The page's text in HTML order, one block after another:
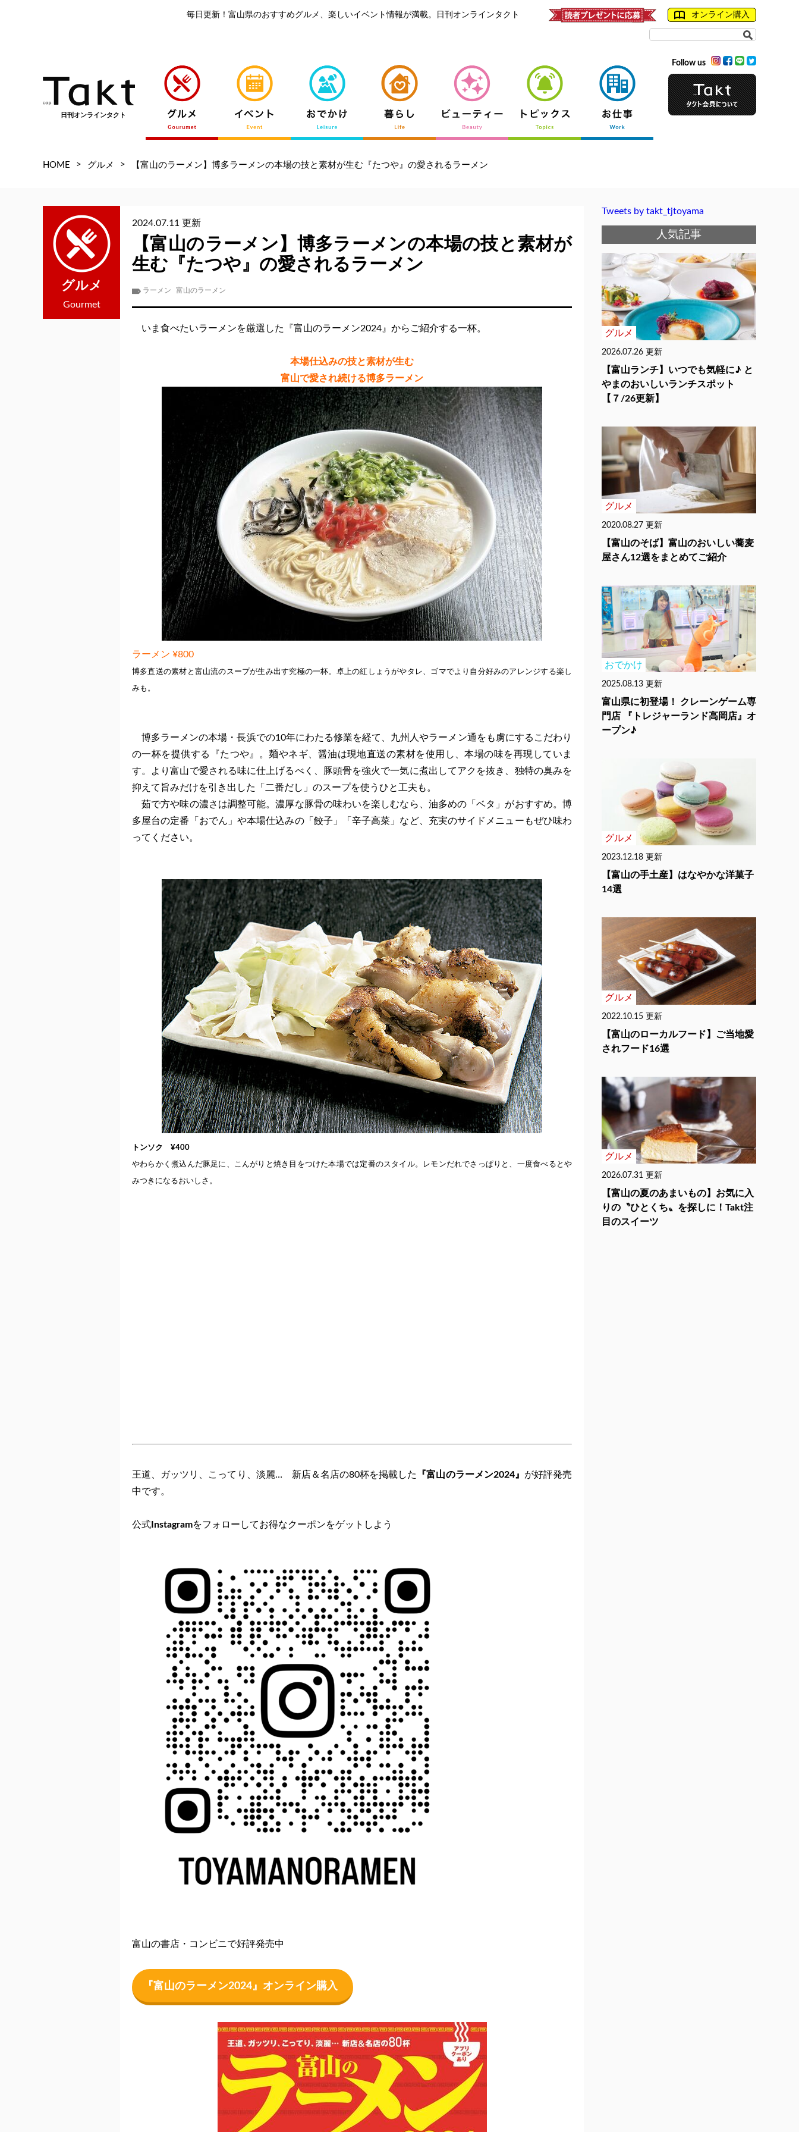
毎日更新！富山県のおすすめグルメ、楽しいイベント情報が満載。日刊オンラインタクト オンライン購入
日刊オンラインタクト
Follow us
HOME > グルメ > 【富山のラーメン】博多ラーメンの本場の技と素材が生む『たつや』の愛されるラーメン
グルメ
Gourmet
2024.07.11 更新
【富山のラーメン】博多ラーメンの本場の技と素材が
生む『たつや』の愛されるラーメン
ラーメン 富山のラーメン
いま食べたいラーメンを厳選した『富山のラーメン2024』からご紹介する一杯。
本場仕込みの技と素材が生む
富山で愛され続ける博多ラーメン
ラーメン ¥800
博多直送の素材と富山流のスープが生み出す究極の一杯。卓上の紅しょうがやタレ、ゴマでより自分好みのアレンジする楽し
みも。
博多ラーメンの本場・長浜での10年にわたる修業を経て、九州人やラーメン通をも虜にするこだわり
の一杯を提供する『たつや』。麺やネギ、醤油は現地直送の素材を使用し、本場の味を再現していま
す。より富山で愛される味に仕上げるべく、豚頭骨を強火で一気に煮出してアクを抜き、独特の臭みを
抑えて旨みだけを引き出した「二番だし」のスープを使うひと工夫も。
茹で方や味の濃さは調整可能。濃厚な豚骨の味わいを楽しむなら、油多めの「ベタ」がおすすめ。博
多屋台の定番「おでん」や本場仕込みの「餃子」「辛子高菜」など、充実のサイドメニューもぜひ味わ
ってください。
トンソク ¥400
やわらかく煮込んだ豚足に、こんがりと焼き目をつけた本場では定番のスタイル。レモンだれでさっぱりと、一度食べるとや
みつきになるおいしさ。
王道、ガッツリ、こってり、淡麗… 新店＆名店の80杯を掲載した 『富山のラーメン2024』 が好評発売
中です。
公式 Instagramをフォローしてお得なクーポンをゲットしよう
富山の書店・コンビニで好評発売中
『富山のラーメン2024』オンライン購入
Tweets by takt_tjtoyama
人気記事
グルメ
2026.07.26 更新
【富山ランチ】いつでも気軽に♪ と
やまのおいしいランチスポット
【７/26更新】
グルメ
2020.08.27 更新
【富山のそば】富山のおいしい蕎麦
屋さん12選をまとめてご紹介
おでかけ
2025.08.13 更新
富山県に初登場！ クレーンゲーム専
門店 『トレジャーランド高岡店』オ
ープン♪
グルメ
2023.12.18 更新
【富山の手土産】はなやかな洋菓子
14選
グルメ
2022.10.15 更新
【富山のローカルフード】ご当地愛
されフード16選
グルメ
2026.07.31 更新
【富山の夏のあまいもの】お気に入
りの〝ひとくち〟を探しに！Takt注
目のスイーツ